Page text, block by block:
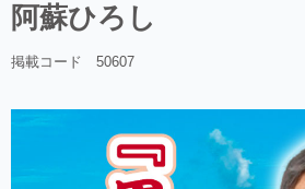
阿蘇ひろし
掲載コード 50607